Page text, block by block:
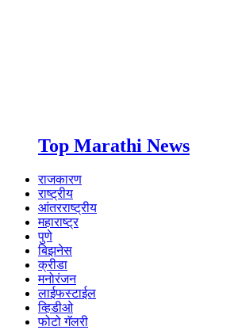
Top Marathi News
राजकारण
राष्ट्रीय
आंतरराष्ट्रीय
महाराष्ट्र
पुणे
बिझनेस
क्रीडा
मनोरंजन
लाईफस्टाईल
व्हिडीओ
फोटो गॅलरी